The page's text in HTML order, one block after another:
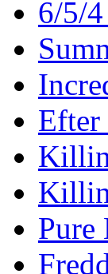
6/5/
Efter
Pure